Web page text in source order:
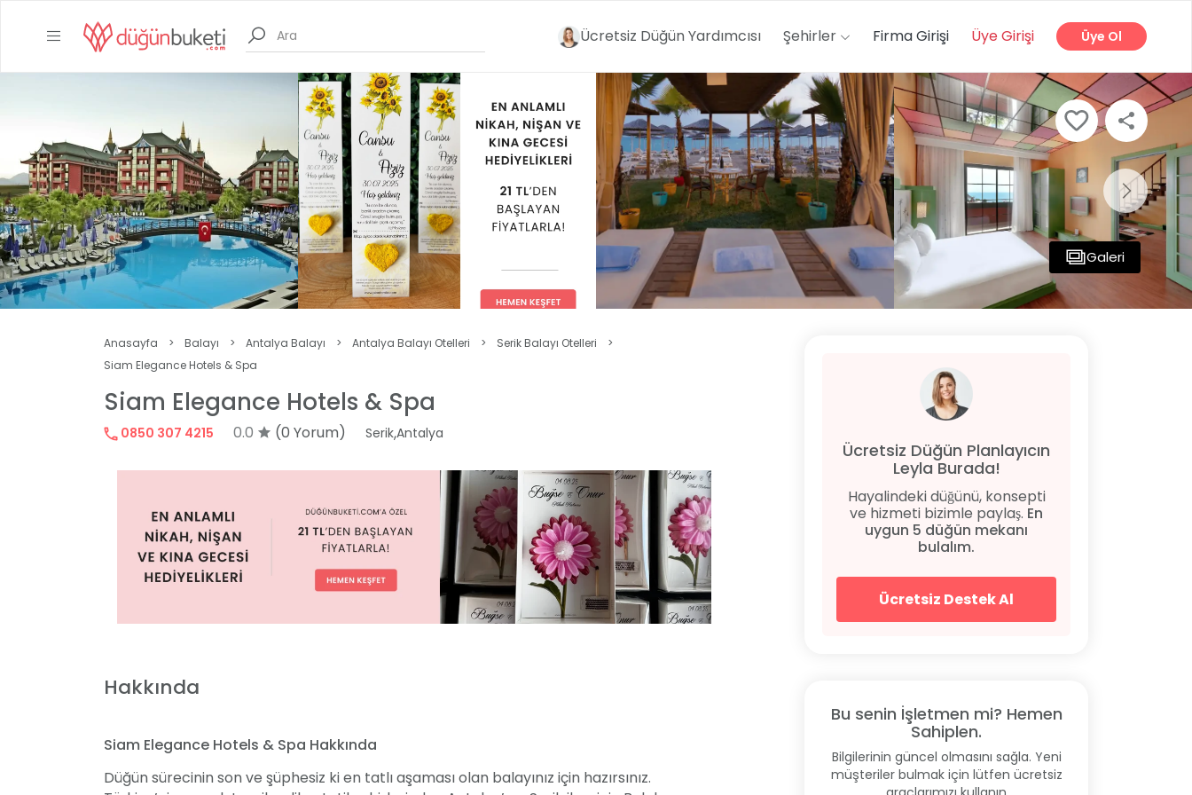
Ücretsiz Düğün Yardımcısı Şehirler Firma Girişi Üye Girişi Üye Ol
Galeri
Anasayfa > Balayı > Antalya Balayı > Antalya Balayı Otelleri > Serik Balayı Otelleri
>
Siam Elegance Hotels & Spa
Siam Elegance Hotels & Spa
0850 307 4215 0.0 (0 Yorum) Serik,Antalya
Hakkında
Siam Elegance Hotels & Spa Hakkında
Düğün sürecinin son ve şüphesiz ki en tatlı aşaması olan balayınız için hazırsınız.
Ücretsiz Düğün Planlayıcın
Leyla Burada!
Hayalindeki düğünü, konsepti
ve hizmeti bizimle paylaş. En
uygun 5 düğün mekanı
bulalım.
Ücretsiz Destek Al
Bu senin İşletmen mi? Hemen
Sahiplen.
Bilgilerinin güncel olmasını sağla. Yeni
müşteriler bulmak için lütfen ücretsiz